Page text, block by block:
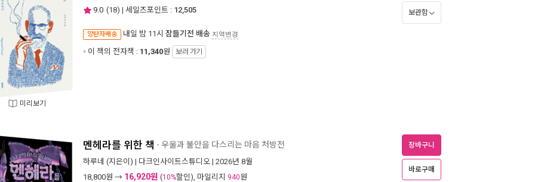
미리보기
9.0 (18) | 세일즈포인트 : 12,505
양탄자배송 내일 밤 11시 잠들기전 배송 지역변경
이 책의 전자책 : 11,340원 보러 가기
보관함
멘헤라를 위한 책 - 우울과 불안을 다스리는 마음 처방전
하루네 (지은이) | 다크인사이트스튜디오 | 2026년 8월
18,800원 → 16,920원 (10%할인), 마일리지 940원
장바구니
바로구매